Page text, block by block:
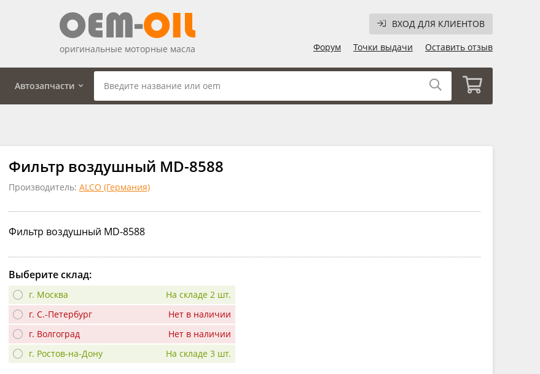
ВХОД ДЛЯ КЛИЕНТОВ
Форум
Точки выдачи Оставить отзыв
оригинальные моторные масла
Автозапчасти
Фильтр воздушный MD-8588
Производитель: ALCO (Германия)
Фильтр воздушный MD-8588
Выберите склад:
г. Москва
На складе 2 шт.
г. С.-Петербург
Нет в наличии
г. Волгоград
Нет в наличии
г. Ростов-на-Дону
На складе 3 шт.